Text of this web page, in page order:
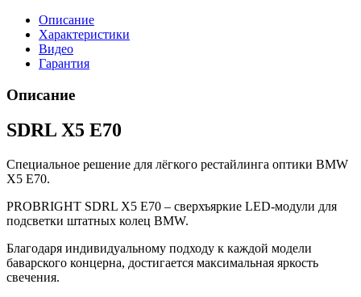
Описание
Характеристики
Видео
Гарантия
Описание
SDRL X5 E70
Специальное решение для лёгкого рестайлинга оптики BMW
X5 E70.
PROBRIGHT SDRL X5 E70 – сверхъяркие LED-модули для
подсветки штатных колец BMW.
Благодаря индивидуальному подходу к каждой модели
баварского концерна, достигается максимальная яркость
свечения.